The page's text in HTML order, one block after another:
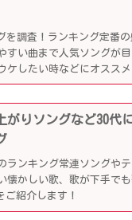
を調査！ランキング定番
すい曲まで人気ソングが
ケしたい時などにオススメ
がりソングなど30代
ランキング常連ソングや
懐かしい歌、歌が下手で
紹介します！